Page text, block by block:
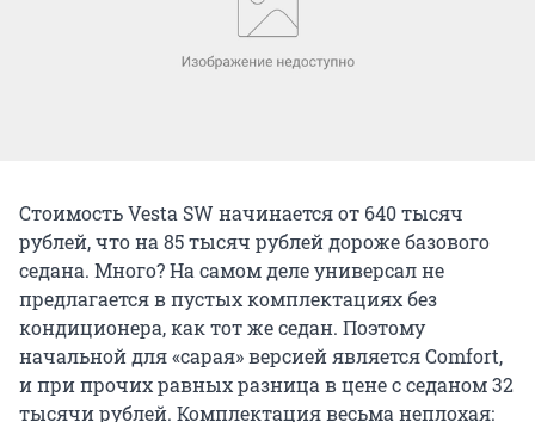
Стоимость Vesta SW начинается от 640 тысяч
рублей, что на 85 тысяч рублей дороже базового
седана. Много? На самом деле универсал не
предлагается в пустых комплектациях без
кондиционера, как тот же седан. Поэтому
начальной для «сарая» версией является Comfort,
и при прочих равных разница в цене с седаном 32
тысячи рублей. Комплектация весьма неплохая: